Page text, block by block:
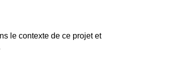
le contexte de ce projet et